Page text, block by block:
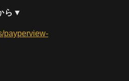
ら▼
payperview-